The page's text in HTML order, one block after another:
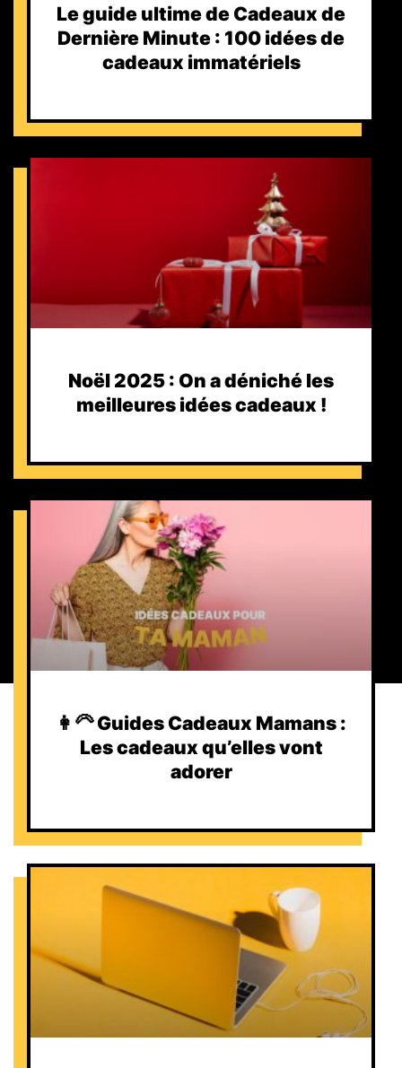
Le guide ultime de Cadeaux de
Dernière Minute : 100 idées de
cadeaux immatériels
Noël 2025 : On a déniché les
meilleures idées cadeaux !
👩‍🦳 Guides Cadeaux Mamans :
Les cadeaux qu’elles vont
adorer